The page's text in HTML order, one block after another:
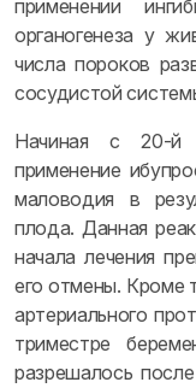
применении
органогенеза у
числа пороков
сосудистой
Начиная с 20-й
применение
маловодия в
плода. Данная
начала лечения
его отмены. Кроме
артериального
триместре
разрешалось